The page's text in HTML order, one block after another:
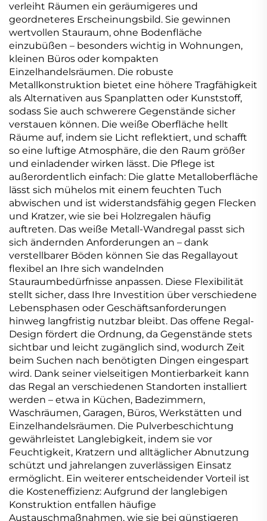
verleiht Räumen ein geräumigeres und
geordneteres Erscheinungsbild. Sie gewinnen
wertvollen Stauraum, ohne Bodenfläche
einzubüßen – besonders wichtig in Wohnungen,
kleinen Büros oder kompakten
Einzelhandelsräumen. Die robuste
Metallkonstruktion bietet eine höhere Tragfähigkeit
als Alternativen aus Spanplatten oder Kunststoff,
sodass Sie auch schwerere Gegenstände sicher
verstauen können. Die weiße Oberfläche hellt
Räume auf, indem sie Licht reflektiert, und schafft
so eine luftige Atmosphäre, die den Raum größer
und einladender wirken lässt. Die Pflege ist
außerordentlich einfach: Die glatte Metalloberfläche
lässt sich mühelos mit einem feuchten Tuch
abwischen und ist widerstandsfähig gegen Flecken
und Kratzer, wie sie bei Holzregalen häufig
auftreten. Das weiße Metall-Wandregal passt sich
sich ändernden Anforderungen an – dank
verstellbarer Böden können Sie das Regallayout
flexibel an Ihre sich wandelnden
Stauraumbedürfnisse anpassen. Diese Flexibilität
stellt sicher, dass Ihre Investition über verschiedene
Lebensphasen oder Geschäftsanforderungen
hinweg langfristig nutzbar bleibt. Das offene Regal-
Design fördert die Ordnung, da Gegenstände stets
sichtbar und leicht zugänglich sind, wodurch Zeit
beim Suchen nach benötigten Dingen eingespart
wird. Dank seiner vielseitigen Montierbarkeit kann
das Regal an verschiedenen Standorten installiert
werden – etwa in Küchen, Badezimmern,
Waschräumen, Garagen, Büros, Werkstätten und
Einzelhandelsräumen. Die Pulverbeschichtung
gewährleistet Langlebigkeit, indem sie vor
Feuchtigkeit, Kratzern und alltäglicher Abnutzung
schützt und jahrelangen zuverlässigen Einsatz
ermöglicht. Ein weiterer entscheidender Vorteil ist
die Kosteneffizienz: Aufgrund der langlebigen
Konstruktion entfallen häufige
Austauschmaßnahmen, wie sie bei günstigeren